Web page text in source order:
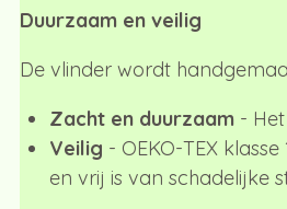
Duurzaam en veilig
De vlinder wordt
Zacht en duurzaam -
Veilig - OEKO-TEX
en vrij is van schadelijke